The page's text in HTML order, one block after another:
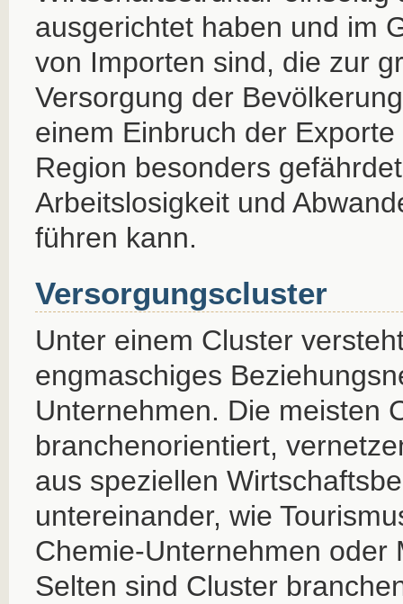
ausgerichtet haben und im
von Importen sind, die zur
Versorgung der
einem Einbruch der
Region besonders
Arbeitslosigkeit und
führen kann.
Versorgungscluster
Unter einem Cluster
engmaschiges
Unternehmen. Die meisten
branchenorientiert,
aus speziellen
untereinander, wie
Chemie-Unternehmen oder
Selten sind Cluster